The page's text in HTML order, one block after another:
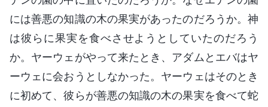
には善悪の知識の木の果実があったのだろうか。神
は彼らに果実を食べさせようとしていたのだろう
か。ヤーウェがやって来たとき、アダムとエバはヤ
ーウェに会おうとしなかった。ヤーウェはそのとき
に初めて、彼らが善悪の知識の木の果実を食べて蛇